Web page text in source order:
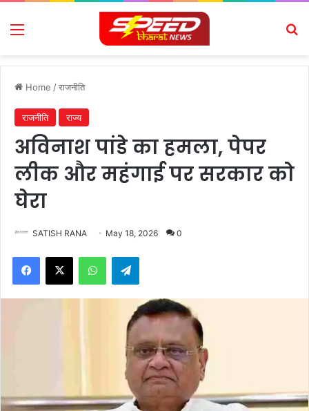
Menu
Home /राजनीति
राजनीति राज्य
अविनाश पांडे का हमला, पेपर
लीक और महंगाई पर सरकार को
घेरा
SATISH RANA May 18, 2026 0
Facebook
X WhatsAppTelegram